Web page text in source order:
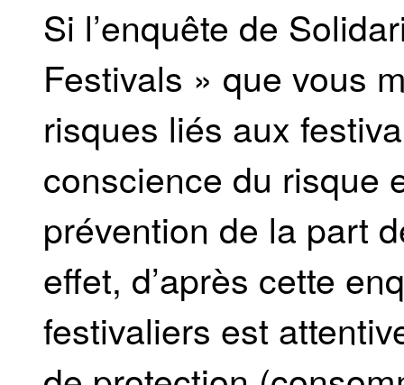
Si l’enquête de
Festivals » que vous
risques liés aux
conscience du risque
prévention de la part
effet, d’après cette
festivaliers est